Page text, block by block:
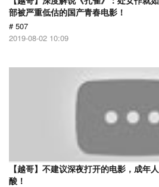
部被严重低估的国产青春电影！
# 507
2019-08-02 10:09
【越哥】不建议深夜打开的电影，成年
酸！